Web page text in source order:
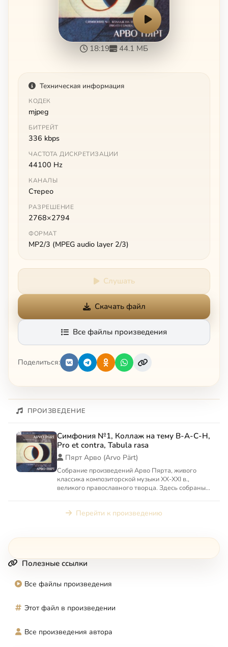
18:19 44.1 МБ
Техническая информация
КОДЕК
mjpeg
БИТРЕЙТ
336 kbps
ЧАСТОТА ДИСКРЕТИЗАЦИИ
44100 Hz
КАНАЛЫ
Стерео
РАЗРЕШЕНИЕ
2768×2794
ФОРМАТ
MP2/3 (MPEG audio layer 2/3)
Слушать
Скачать файл
Все файлы произведения
Поделиться:
ПРОИЗВЕДЕНИЕ
Симфония №1, Коллаж на тему B-A-C-H,
Pro et contra, Tabula rasa
Пярт Арво (Arvo Pärt)
Собрание произведений Арво Пярта, живого
классика композиторской музыки XX-XXI в.,
великого православного творца. Здесь собраны
Перейти к произведению
Полезные ссылки
Все файлы произведения
Этот файл в произведении
Все произведения автора